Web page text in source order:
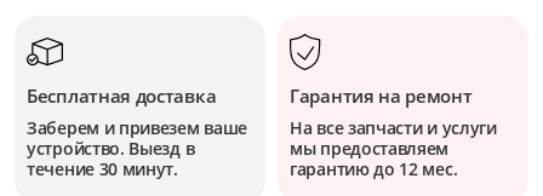
Бесплатная доставка
Заберем и привезем ваше
устройство. Выезд в
течение 30 минут.
Гарантия на ремонт
На все запчасти и услуги
мы предоставляем
гарантию до 12 мес.